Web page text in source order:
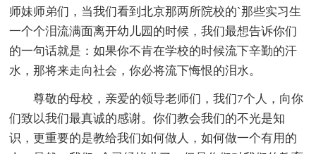
师妹师弟们，当我们看到北京那两所院校的`那些实习生
一个个泪流满面离开幼儿园的时候，我们最想告诉你们
的一句话就是：如果你不肯在学校的时候流下辛勤的汗
水，那将来走向社会，你必将流下悔恨的泪水。
尊敬的母校，亲爱的领导老师们，我们7个人，向你
们致以我们最真诚的感谢。你们教会我们的不光是知
识，更重要的是教给我们如何做人，如何做一个有用的